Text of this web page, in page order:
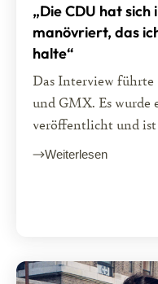
„Die CDU hat sich
manövriert, das
halte“
Das Interview führte
und GMX. Es wurde
veröffentlicht und
Weiterlesen